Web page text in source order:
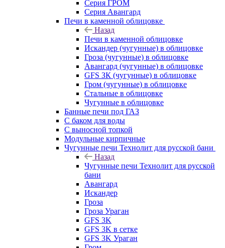
Серия ГРОМ
Серия Авангард
Печи в каменной облицовке
Назад
Печи в каменной облицовке
Искандер (чугунные) в облицовке
Гроза (чугунные) в облицовке
Авангард (чугунные) в облицовке
GFS ЗК (чугунные) в облицовке
Гром (чугунные) в облицовке
Стальные в облицовке
Чугунные в облицовке
Банные печи под ГАЗ
С баком для воды
С выносной топкой
Модульные кирпичные
Чугунные печи Технолит для русской бани
Назад
Чугунные печи Технолит для русской
бани
Авангард
Искандер
Гроза
Гроза Ураган
GFS 3K
GFS 3K в сетке
GFS 3K Ураган